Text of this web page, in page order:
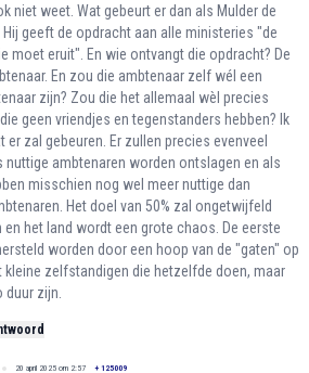
niet weet. Wat gebeurt er dan als Mulder de
Hij geeft de opdracht aan alle ministeries "de
moet eruit". En wie ontvangt die opdracht? De
En zou die ambtenaar zelf wél een
zijn? Zou die het allemaal wèl precies
geen vriendjes en tegenstanders hebben? Ik
er zal gebeuren. Er zullen precies evenveel
nuttige ambtenaren worden ontslagen en als
misschien nog wel meer nuttige dan
Het doel van 50% zal ongetwijfeld
en het land wordt een grote chaos. De eerste
worden door een hoop van de "gaten" op
kleine zelfstandigen die hetzelfde doen, maar
duur zijn.
20 april 2025 om 2:57 + 125009